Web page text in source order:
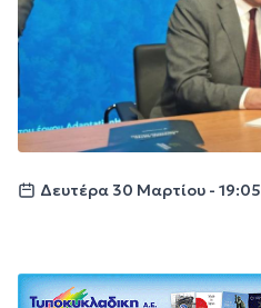
Δευτέρα 30 Μαρτίου - 19:05